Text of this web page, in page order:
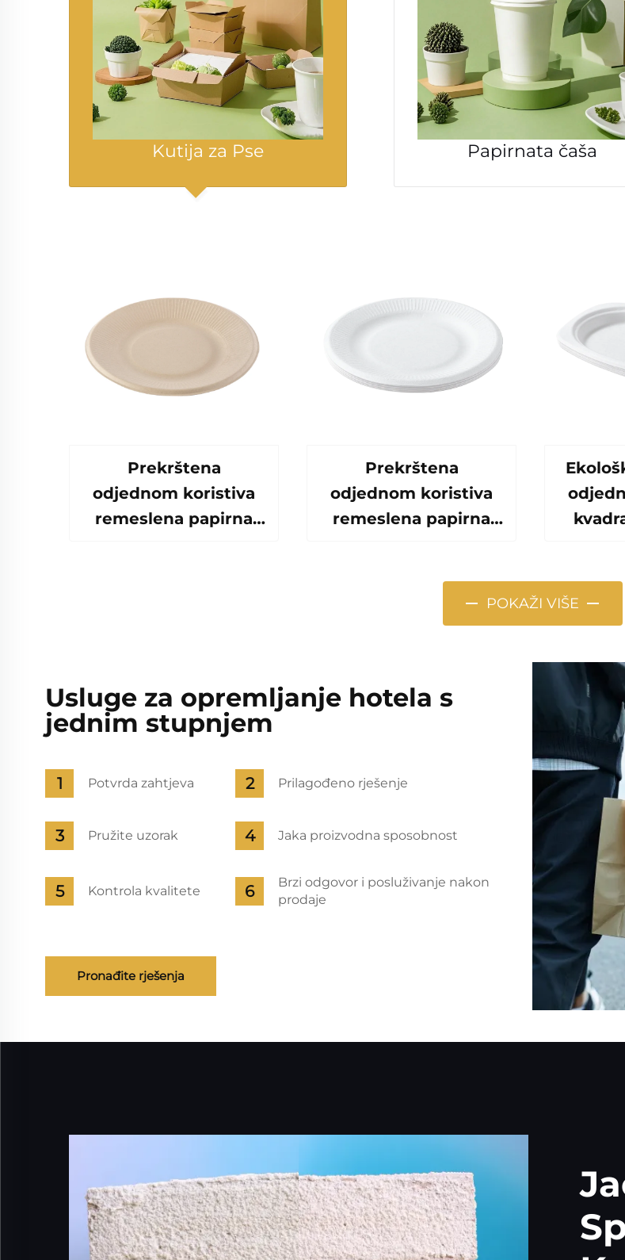
Kutija za Pse Papirnata čaša
Prekrštena
odjednom koristiva
remeslena papirna
Prekrštena
odjednom koristiva
remeslena papirna
Čokolade
POKAŽI VIŠE
Usluge za opremljanje hotela s
jednim stupnjem
Potvrda zahtjeva Prilagođeno rješenje
Pružite uzorak Jaka proizvodna sposobnost
Kontrola kvalitete
Brzi odgovor i posluživanje nakon
prodaje
Pronađite rješenja